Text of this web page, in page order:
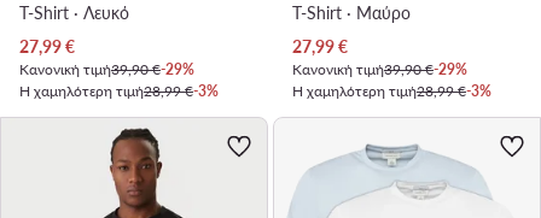
T-Shirt · Λευκό
Τρέχουσα τιμή
27,99€
Κανονική τιμή39,90 €-29%
Η χαμηλότερη τιμή28,99 €-3%
T-Shirt · Μαύρο
Τρέχουσα τιμή
27,99€
Κανονική τιμή39,90 €-29%
Η χαμηλότερη τιμή28,99 €-3%